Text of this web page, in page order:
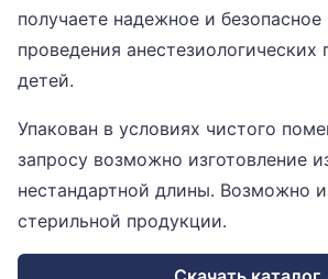
получаете надежное и
проведения анестезиологических
детей.
Упакован в условиях чистого
запросу возможно изготовление
нестандартной длины. Возможно
стерильной продукции.